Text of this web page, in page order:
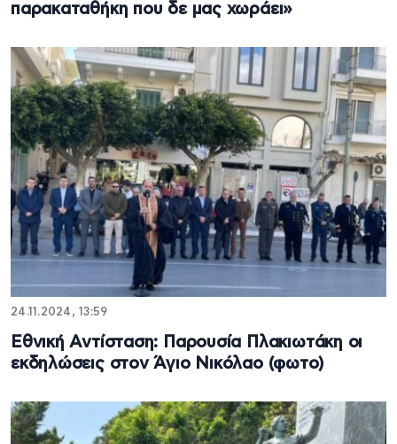
παρακαταθήκη που δε μας χωράει»
24.11.2024, 13:59
Εθνική Αντίσταση: Παρουσία Πλακιωτάκη οι
εκδηλώσεις στον Άγιο Νικόλαο (φωτο)